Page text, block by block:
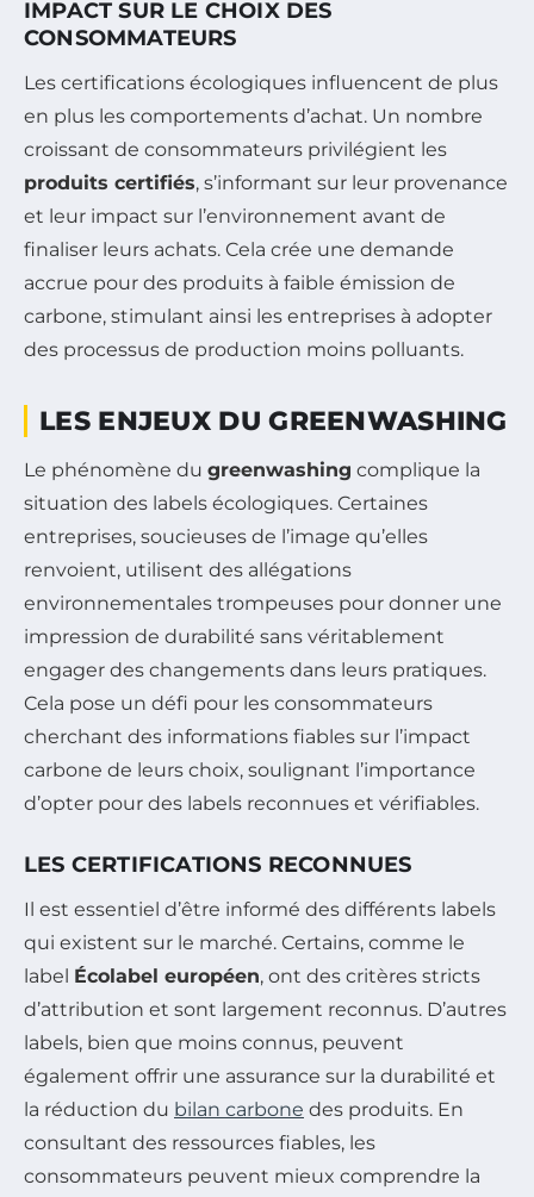
IMPACT SUR LE CHOIX DES
CONSOMMATEURS
Les certifications écologiques influencent de plus
en plus les comportements d’achat. Un nombre
croissant de consommateurs privilégient les
produits certifiés, s’informant sur leur provenance
et leur impact sur l’environnement avant de
finaliser leurs achats. Cela crée une demande
accrue pour des produits à faible émission de
carbone, stimulant ainsi les entreprises à adopter
des processus de production moins polluants.
LES ENJEUX DU GREENWASHING
Le phénomène du greenwashing complique la
situation des labels écologiques. Certaines
entreprises, soucieuses de l’image qu’elles
renvoient, utilisent des allégations
environnementales trompeuses pour donner une
impression de durabilité sans véritablement
engager des changements dans leurs pratiques.
Cela pose un défi pour les consommateurs
cherchant des informations fiables sur l’impact
carbone de leurs choix, soulignant l’importance
d’opter pour des labels reconnues et vérifiables.
LES CERTIFICATIONS RECONNUES
Il est essentiel d’être informé des différents labels
qui existent sur le marché. Certains, comme le
label Écolabel européen, ont des critères stricts
d’attribution et sont largement reconnus. D’autres
labels, bien que moins connus, peuvent
également offrir une assurance sur la durabilité et
la réduction du bilan carbone des produits. En
consultant des ressources fiables, les
consommateurs peuvent mieux comprendre la